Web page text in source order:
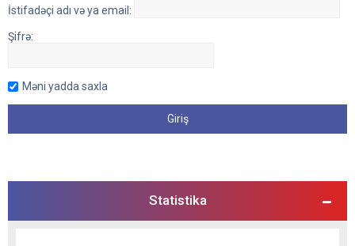
İstifadəçi adı və ya email:
Şifrə:
Məni yadda saxla
Statistika